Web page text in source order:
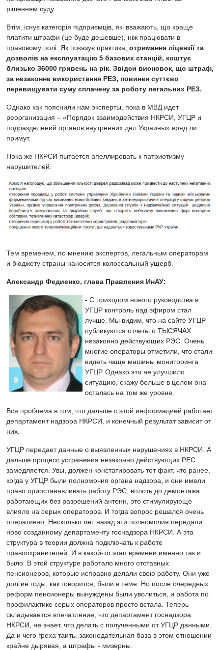
рішенням суду.
Втім, існує категорія підприємців, які вважають, що краще
платити штрафи (це буде дешевше), ніж працювати в
правовому полі. Як показує практика, отримання ліцензії та
дозволів на експлуатацію 5 базових станцій, коштує
близько 36000 гривень на рік. Звідси висновок, що штраф,
за незаконне використання РЕЗ, повинен суттєво
перевищувати суму сплачену за роботу легальних РЕЗ.
Однако как пояснили нам эксперты, пока в МВД идет
реорганизация – «Порядок взаимодействия НКРСИ, УГЦР и
подразделений органов внутренних дел Украины» вряд ли
примут.
Пока же НКРСИ пытается апеллировать к патриотизму
нарушителей.
Тем временем, по мнению экспертов, легальным операторам
и бюджету страны наносится колоссальный ущерб.
Александр Федиенко, глава Правления ИнАУ:
- С приходом нового руководства в
УГЦР контроль над эфиром стал
лучше. Мы видим, что на сайте УГЦР
публикуются отчеты о ТЫСЯЧАХ
незаконно действующих РЭС. Очень
многие операторы отметили, что стали
видеть чаще машины мониторинга
УГЦР. Однако это не улучшило
ситуацию, скажу больше в целом она
осталась на том же уровне.
Вся проблема в том, что дальше с этой информацией работает
департамент надзора НКРСИ, и конечный результат зависит от
них.
УГЦР передает данные о выявленных нарушениях в НКРСИ. А
дальше процесс устранения незаконно действующих РЕС
замедляется. Увы, должен констатировать тот факт, что ранее,
когда у УГЦР были полномочия органа надзора, и они имели
право приостанавливать работу РЭС, вплоть до демонтажа
работающих без разрешений антенн, это стимулирующе
влияло на серых операторов. И тогда вопрос решался очень
оперативно. Несколько лет назад эти полномочия передали
ново созданному департаменту госнадзора НКРСИ. А эта
структура в теории должна подключать к работе
правоохранителей. И в какой-то этап времени именно так и
было. В этой структуре работало много отставных
пенсионеров, которые исправно делали свою работу. Они уже
долгие годы, как говорится, были в теме. Но после очередных
реформ пенсионеры вынуждены были уволиться, и работа по
профилактике серых операторов просто встала. Теперь
складывается впечатление, что департамент госнадзора
НКРСИ, не знает, что делать с полученными от УГЦР данными.
Да и чего греха таить, законодательная база в этом отношении
крайне дырявая, а штрафы - мизерны.